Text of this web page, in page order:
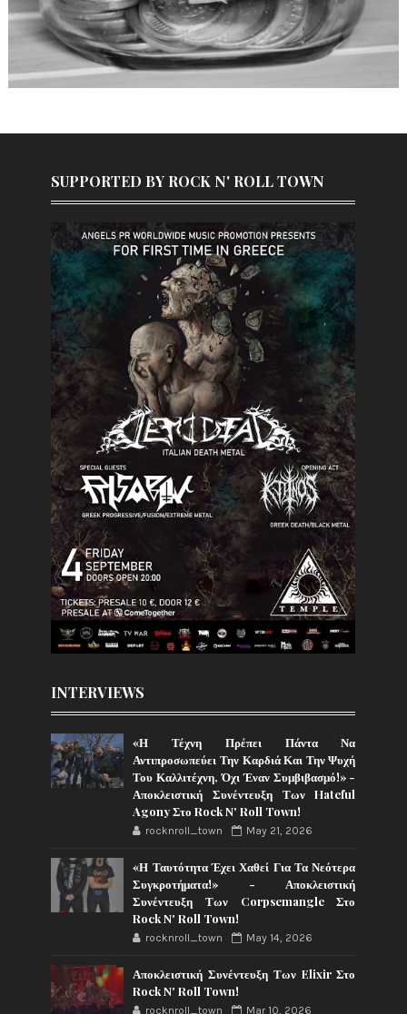
SUPPORTED BY ROCK N' ROLL TOWN
INTERVIEWS
«Η Τέχνη Πρέπει Πάντα Να
Αντιπροσωπεύει Την Καρδιά Και Την Ψυχή
Του Καλλιτέχνη, Όχι Έναν Συμβιβασμό!» -
Αποκλειστική Συνέντευξη Των Hateful
Agony Στο Rock N' Roll Town!
rocknroll_town May 21, 2026
«Η Ταυτότητα Έχει Χαθεί Για Τα Νεότερα
Συγκροτήματα!» - Αποκλειστική
Συνέντευξη Των Corpsemangle Στο
Rock N' Roll Town!
rocknroll_town May 14, 2026
Αποκλειστική Συνέντευξη Των Elixir Στο
Rock N' Roll Town!
rocknroll_town Mar 10, 2026